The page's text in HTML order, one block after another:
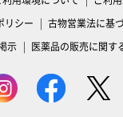
リシー
古物営業法に基
示
医薬品の販売に関す